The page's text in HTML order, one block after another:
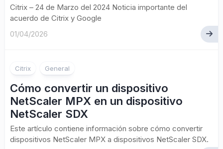
Citrix – 24 de Marzo del 2024 Noticia importante del
acuerdo de Citrix y Google
01/04/2026
Citrix General
Cómo convertir un dispositivo
NetScaler MPX en un dispositivo
NetScaler SDX
Este artículo contiene información sobre cómo convertir
dispositivos NetScaler MPX a dispositivos NetScaler SDX.